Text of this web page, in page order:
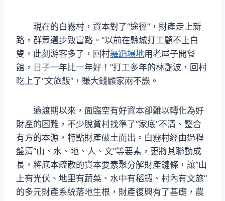
現在的白霧村，資本對了“途徑”，財產走上新
路，群眾邁步致富路。“以前在縣城打工顧不上白
叟，此刻游客多了，回村舞蹈場地用老屋子開餐
館，日子一年比一年好！”打工多年的林艷波，回村
吃上了“文旅飯”，賺大錢顧家兩不誤。
過渡期以來，面臨空有好資本卻難以轉化為好
財產的困難，不少脫貧村找準了“家底”不清、整合
有方的本源，特點財產破土而出。白霧村經由過程
盤清“山、水、地、人、文”等要素，更將其聯動成
長，將底本疏散的資本要素聚分解財產鏈條，讓“山
上有光伏、地里有蔬菜、水中有稻蝦、村內有文旅”
的多元財產系統落地生根，財產復興有了基礎，農